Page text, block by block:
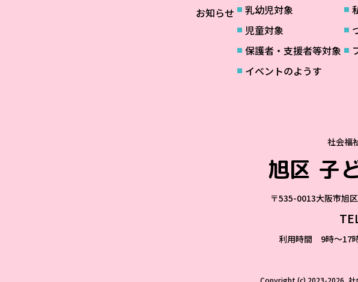
お知らせ
乳幼児対象
児童対象
保護者・支援者等対象
イベントのようす
社会福
旭区 子
〒535-0013大阪市旭
利用時間 9時～17
Copyright (c) 2023-2026, 社